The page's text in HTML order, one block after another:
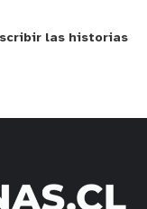
las historias